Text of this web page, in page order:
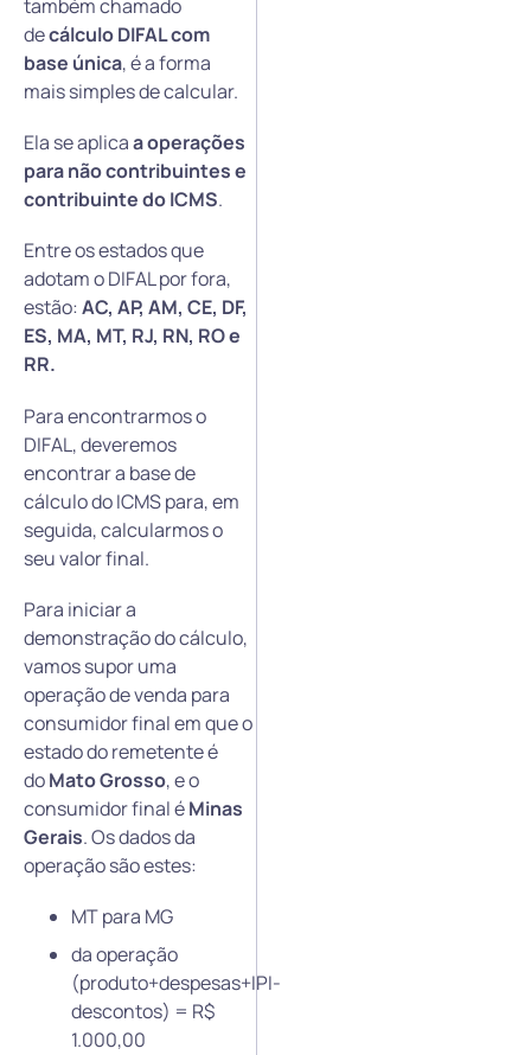
também chamado
decálculo DIFAL com
base única, é a forma
mais simples de calcular.
Ela se aplicaa operações
paranão contribuintes e
contribuinte do ICMS.
Entre os estados que
adotam o DIFAL por fora,
estão: AC, AP, AM, CE, DF,
ES, MA, MT, RJ, RN, RO e
RR.
Para encontrarmos o
DIFAL, deveremos
encontrar a base de
cálculo do ICMS para, em
seguida, calcularmos o
seu valor final.
Para iniciar a
demonstração do cálculo,
vamos supor uma
operação de venda para
consumidor final em que o
estado do remetente é
doMato Grosso, e o
consumidor final éMinas
Gerais. Os dados da
operação são estes:
MT para MG
da operação
(produto+despesas+IPI-
descontos) = R$
1.000,00